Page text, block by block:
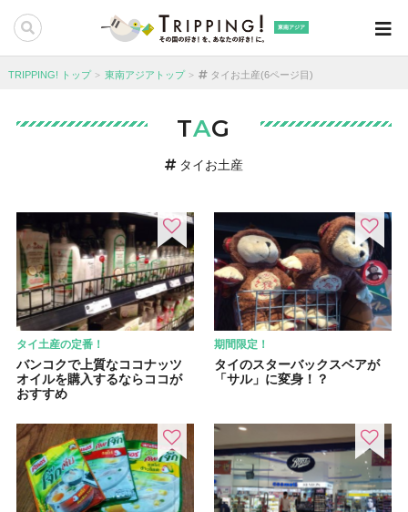
東南アジア
TRIPPING! トップ 東南アジアトップ タイお土産(6ページ目)
TAG
タイお土産
タイ土産の定番！
バンコクで上質なココナッツ
オイルを購入するならココが
おすすめ
期間限定！
タイのスターバックスベアが
「サル」に変身！？